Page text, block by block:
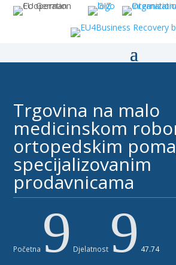
Trgovina na malo
medicinskom
ortopedskim
specijalizovanim
prodavnicama
Početna 9 Djelatnost 9 47.74